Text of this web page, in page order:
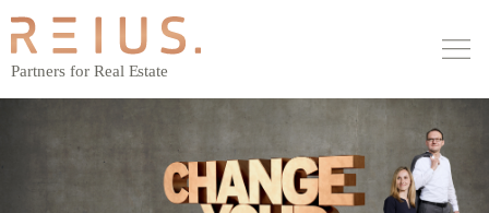
MAIN NAVIGATION